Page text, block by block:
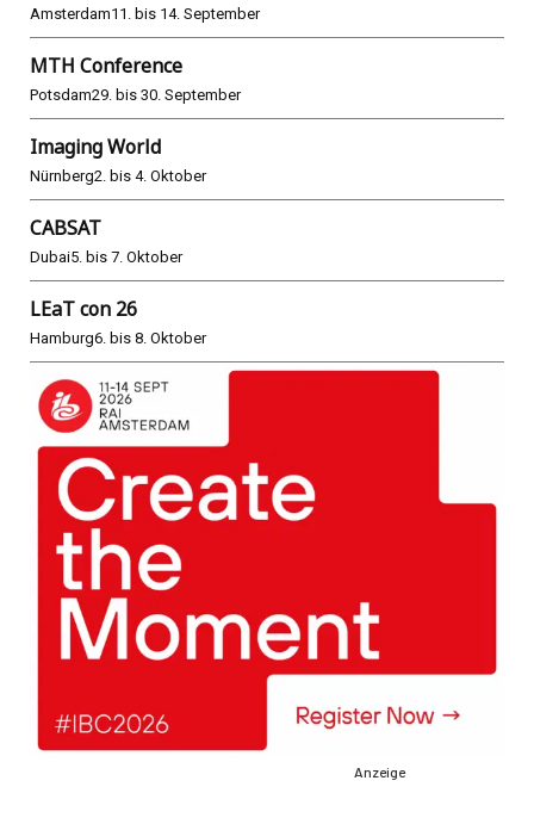
Amsterdam11. bis 14. September
MTH Conference
Potsdam29. bis 30. September
Imaging World
Nürnberg2. bis 4. Oktober
CABSAT
Dubai5. bis 7. Oktober
LEaT con 26
Hamburg6. bis 8. Oktober
Anzeige